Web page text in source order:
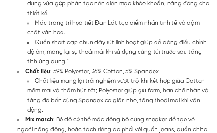
dụng vừa góp phần tạo nên diện mạo khỏe khoắn, năng động cho
thiết kế.
Mác trang trí họa tiết Đan Lát tạo điểm nhấn tinh tế và đậm
chất văn hoá.
Quần short cạp chun dây rút linh hoạt giúp dễ dàng điều chỉnh
độ ôm, mang lại sự thoải mái khi sử dụng cùng túi trước sau tăng
tính ứng dụng."
Chất liệu: 59% Polyester, 36% Cotton, 5% Spandex
Chất liệu mang lại trải nghiệm vượt trội khi kết hợp giữa Cotton
mềm mại và thấm hút tốt; Polyester giúp giữ form, hạn chế nhăn và
tăng độ bền cùng Spandex co giãn nhẹ, tăng thoải mái khi vận
động.
Mix match: Bộ đồ có thể mặc đồng bộ cùng sneaker để tạo vẻ
ngoài năng động, hoặc tách riêng áo phối với quần jeans, quần chino